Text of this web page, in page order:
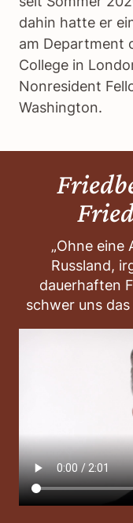
dahin hatte er
am Department
College in
Nonresident
Washington.
„Ohne eine
Russland,
dauerhaften
schwer uns